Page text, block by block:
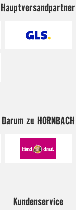
Hauptversandpartner
Darum zu HORNBACH
Kundenservice